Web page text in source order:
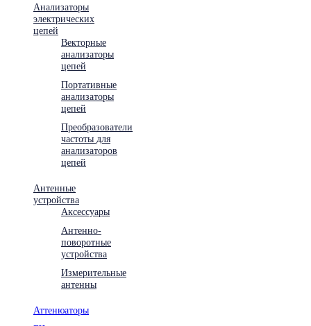
Анализаторы
электрических
цепей
Векторные
анализаторы
цепей
Портативные
анализаторы
цепей
Преобразователи
частоты для
анализаторов
цепей
Антенные
устройства
Аксессуары
Антенно-
поворотные
устройства
Измерительные
антенны
Аттенюаторы